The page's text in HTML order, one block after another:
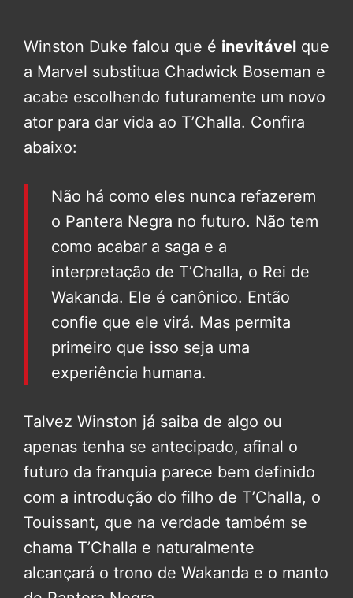
Winston Duke falou que é inevitável que
a Marvel substitua Chadwick Boseman e
acabe escolhendo futuramente um novo
ator para dar vida ao T’Challa. Confira
abaixo:
Não há como eles nunca refazerem
o Pantera Negra no futuro. Não tem
como acabar a saga e a
interpretação de T’Challa, o Rei de
Wakanda. Ele é canônico. Então
confie que ele virá. Mas permita
primeiro que isso seja uma
experiência humana.
Talvez Winston já saiba de algo ou
apenas tenha se antecipado, afinal o
futuro da franquia parece bem definido
com a introdução do filho de T’Challa, o
Touissant, que na verdade também se
chama T’Challa e naturalmente
alcançará o trono de Wakanda e o manto